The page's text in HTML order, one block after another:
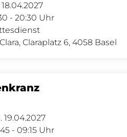
18.04.2027
- 20:30 Uhr
Claraplatz 6, 4058 Basel
19.04.2027
- 09:15 Uhr